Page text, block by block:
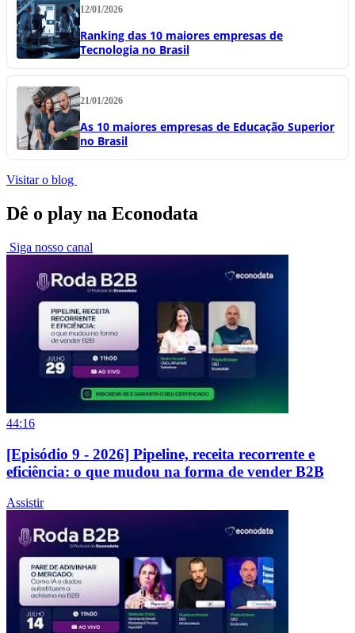
12/01/2026
Ranking das 10 maiores empresas de
Tecnologia no Brasil
21/01/2026
As 10 maiores empresas de Educação Superior
no Brasil
Visitar o blog
Dê o play na Econodata
Siga nosso canal
44:16
[Episódio 9 - 2026] Pipeline, receita recorrente e
eficiência: o que mudou na forma de vender B2B
Assistir